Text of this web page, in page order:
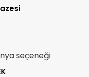
seçeneği